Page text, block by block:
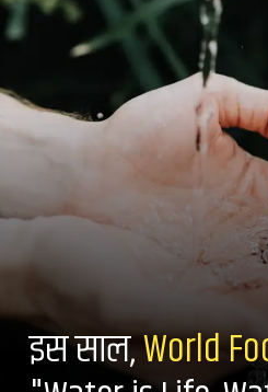
इस साल,World